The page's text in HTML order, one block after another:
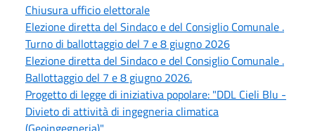
Chiusura ufficio elettorale
Elezione diretta del Sindaco e del Consiglio Comunale .
Turno di ballottaggio del 7 e 8 giugno 2026
Elezione diretta del Sindaco e del Consiglio Comunale .
Ballottaggio del 7 e 8 giugno 2026.
Progetto di legge di iniziativa popolare: "DDL Cieli Blu -
Divieto di attività di ingegneria climatica